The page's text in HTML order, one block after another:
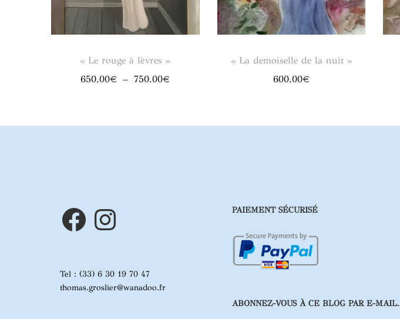
« Le rouge à lèvres »
650.00€ – 750.00€
650.00€
« La demoiselle de la nuit »
600.00€
Facebook Instagram
Tel : (33) 6 30 19 70 47
thomas.groslier@wanadoo.fr
PAIEMENT SÉCURISÉ
ABONNEZ-VOUS À CE BLOG PAR E-MAIL.